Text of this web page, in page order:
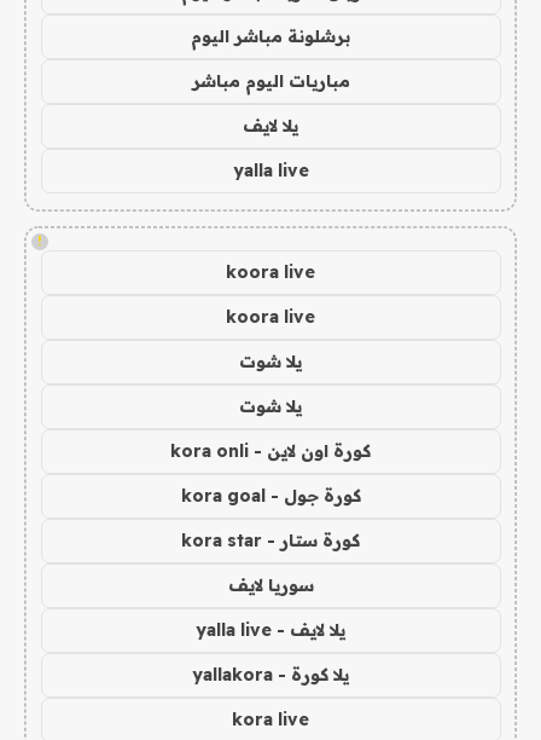
برشلونة مباشر اليوم
مباريات اليوم مباشر
يلا لايف
yalla live
!
koora live
koora live
يلا شوت
يلا شوت
كورة اون لاين - kora onli
كورة جول - kora goal
كورة ستار - kora star
سوريا لايف
يلا لايف - yalla live
يلا كورة - yallakora
kora live